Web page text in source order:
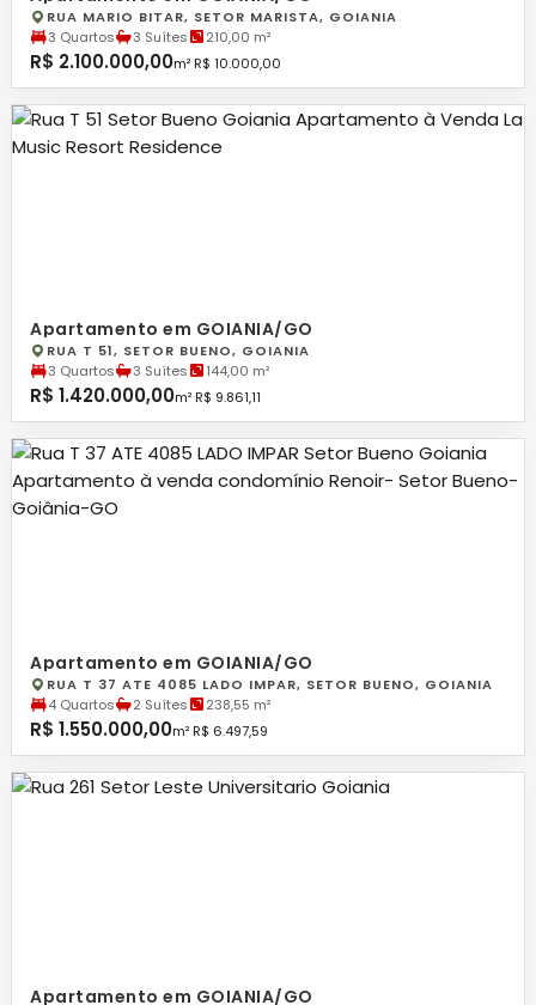
RUA MARIO BITAR, SETOR MARISTA, GOIANIA
3 Quartos
3 Suítes 210,00 m²
R$ 2.100.000,00m² R$ 10.000,00
Apartamento em GOIANIA/GO
RUA T 51, SETOR BUENO, GOIANIA
3 Quartos
3 Suítes 144,00 m²
R$ 1.420.000,00m² R$ 9.861,11
Apartamento em GOIANIA/GO
RUA T 37 ATE 4085 LADO IMPAR, SETOR BUENO, GOIANIA
4 Quartos
2 Suítes 238,55 m²
R$ 1.550.000,00m² R$ 6.497,59
Apartamento em GOIANIA/GO